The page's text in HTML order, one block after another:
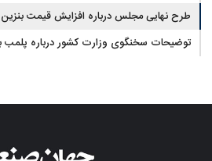
طرح نهایی مجلس درباره افزایش قیمت بنزین
توضیحات سخنگوی وزارت کشور درباره پلمب